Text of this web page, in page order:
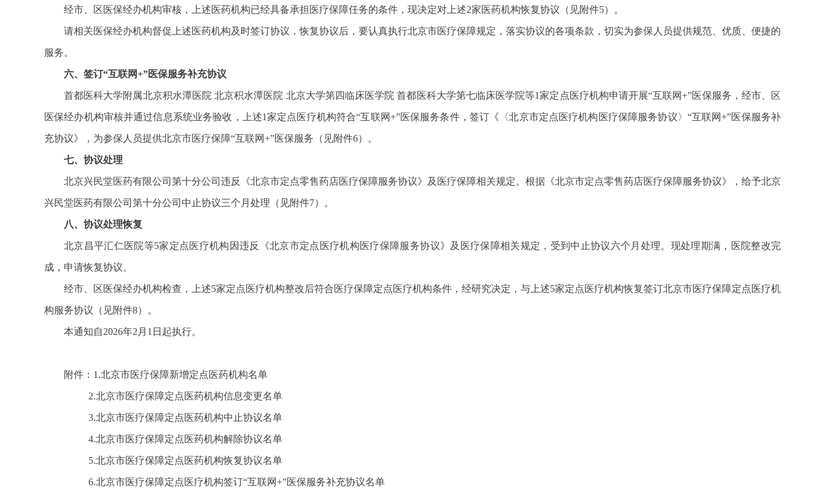
经市、区医保经办机构审核，上述医药机构已经具备承担医疗保障任务的条件，现决定对上述2家医药机构恢复协议（见附件5）。
请相关医保经办机构督促上述医药机构及时签订协议，恢复协议后，要认真执行北京市医疗保障规定，落实协议的各项条款，切实为参保人员提供规范、优质、便捷的
服务。
六、签订“互联网+”医保服务补充协议
首都医科大学附属北京积水潭医院 北京积水潭医院 北京大学第四临床医学院 首都医科大学第七临床医学院等1家定点医疗机构申请开展“互联网+”医保服务，经市、区
医保经办机构审核并通过信息系统业务验收，上述1家定点医疗机构符合“互联网+”医保服务条件，签订《〈北京市定点医疗机构医疗保障服务协议〉“互联网+”医保服务补
充协议》，为参保人员提供北京市医疗保障“互联网+”医保服务（见附件6）。
七、协议处理
北京兴民堂医药有限公司第十分公司违反《北京市定点零售药店医疗保障服务协议》及医疗保障相关规定。根据《北京市定点零售药店医疗保障服务协议》，给予北京
兴民堂医药有限公司第十分公司中止协议三个月处理（见附件7）。
八、协议处理恢复
北京昌平汇仁医院等5家定点医疗机构因违反《北京市定点医疗机构医疗保障服务协议》及医疗保障相关规定，受到中止协议六个月处理。现处理期满，医院整改完
成，申请恢复协议。
经市、区医保经办机构检查，上述5家定点医疗机构整改后符合医疗保障定点医疗机构条件，经研究决定，与上述5家定点医疗机构恢复签订北京市医疗保障定点医疗机
构服务协议（见附件8）。
本通知自2026年2月1日起执行。
附件：1.北京市医疗保障新增定点医药机构名单
2.北京市医疗保障定点医药机构信息变更名单
3.北京市医疗保障定点医药机构中止协议名单
4.北京市医疗保障定点医药机构解除协议名单
5.北京市医疗保障定点医药机构恢复协议名单
6.北京市医疗保障定点医疗机构签订“互联网+”医保服务补充协议名单